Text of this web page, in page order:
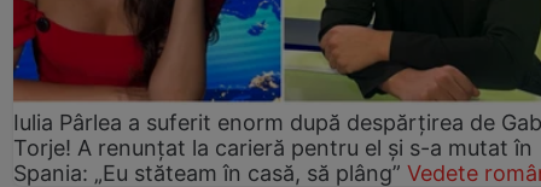
Iulia Pârlea a suferit enorm după despărțirea de
Torje! A renunțat la carieră pentru el și s-a mutat în
Spania: „Eu stăteam în casă, să plâng” Vedete